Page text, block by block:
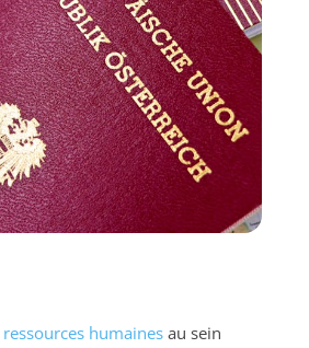
ressources humaines au sein